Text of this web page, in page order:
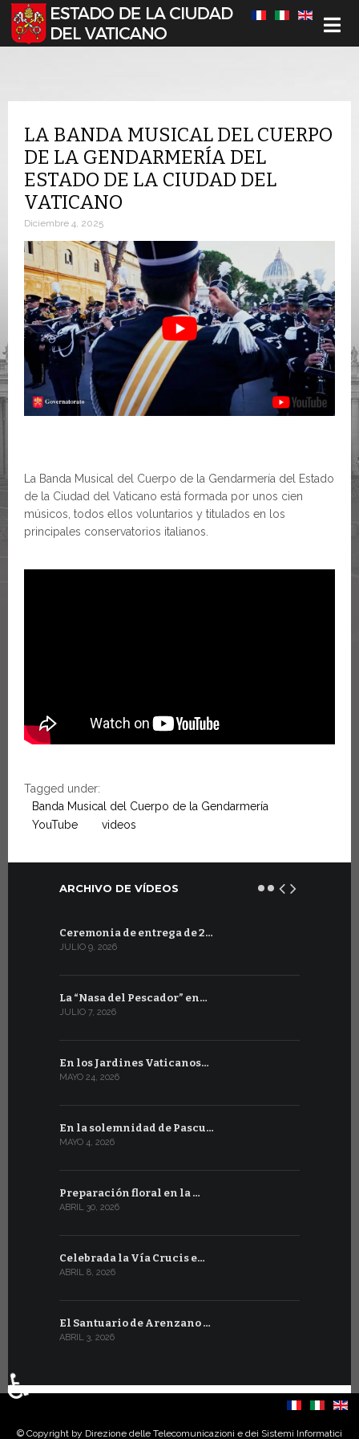
Seleccione su idioma
LA BANDA MUSICAL DEL CUERPO
DE LA GENDARMERÍA DEL
ESTADO DE LA CIUDAD DEL
VATICANO
Diciembre 4, 2025
La Banda Musical del Cuerpo de la Gendarmería del Estado
de la Ciudad del Vaticano está formada por unos cien
músicos, todos ellos voluntarios y titulados en los
principales conservatorios italianos.
Tagged under:
Banda Musical del Cuerpo de la Gendarmería
YouTube
videos
ARCHIVO DE VÍDEOS
Ceremonia de entrega de 2…
JULIO 9, 2026
La “Nasa del Pescador” en…
JULIO 7, 2026
En los Jardines Vaticanos…
MAYO 24, 2026
En la solemnidad de Pascu…
MAYO 4, 2026
Preparación floral en la …
ABRIL 30, 2026
Celebrada la Vía Crucis e…
ABRIL 8, 2026
El Santuario de Arenzano …
ABRIL 3, 2026
Seleccione su idioma
© Copyright by Direzione delle Telecomunicazioni e dei Sistemi Informatici